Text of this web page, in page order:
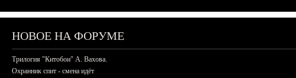
НОВОЕ НА ФОРУМЕ
Трилогия "Китобои" А. Вахова.
Охранник спит - смена идёт